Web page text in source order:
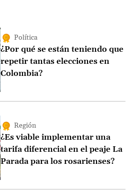
Política
¿Por qué se están teniendo que
repetir tantas elecciones en
Colombia?
Región
¿Es viable implementar una
tarifa diferencial en el peaje La
Parada para los rosarienses?